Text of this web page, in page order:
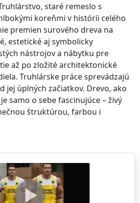
staré remeslo s
koreňmi v histórii celého
premien surového dreva na
estetické aj symbolicky
nástrojov a nábytku pre
až po zložité architektonické
Truhlárske práce sprevádzajú
jej úplných začiatkov. Drevo, ako
samo o sebe fascinujúce – živý
štruktúrou, farbou i